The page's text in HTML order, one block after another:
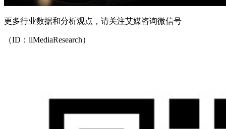
更多行业数据和分析观点，请关注艾媒咨询微信号
（ID：iiMediaResearch）